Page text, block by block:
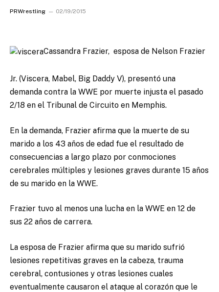
PRWrestling 02/19/2015
Cassandra Frazier, esposa de Nelson Frazier
Jr. (Viscera, Mabel, Big Daddy V), presentó una
demanda contra la WWE por muerte injusta el pasado
2/18 en el Tribunal de Circuito en Memphis.
En la demanda, Frazier afirma que la muerte de su
marido a los 43 años de edad fue el resultado de
consecuencias a largo plazo por conmociones
cerebrales múltiples y lesiones graves durante 15 años
de su marido en la WWE.
Frazier tuvo al menos una lucha en la WWE en 12 de
sus 22 años de carrera.
La esposa de Frazier afirma que su marido sufrió
lesiones repetitivas graves en la cabeza, trauma
cerebral, contusiones y otras lesiones cuales
eventualmente causaron el ataque al corazón que le